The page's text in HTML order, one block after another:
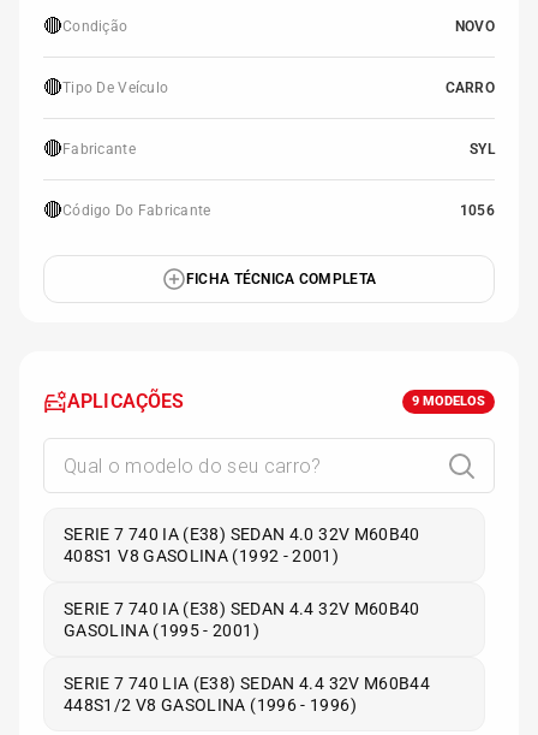
🔴Condição NOVO
🔴Tipo De Veículo CARRO
🔴 Fabricante SYL
🔴Código Do Fabricante 1056
FICHA TÉCNICA COMPLETA
APLICAÇÕES 9 MODELOS
SERIE 7 740 IA (E38) SEDAN 4.0 32V M60B40
408S1 V8 GASOLINA (1992 - 2001)
SERIE 7 740 IA (E38) SEDAN 4.4 32V M60B40
GASOLINA (1995 - 2001)
SERIE 7 740 LIA (E38) SEDAN 4.4 32V M60B44
448S1/2 V8 GASOLINA (1996 - 1996)